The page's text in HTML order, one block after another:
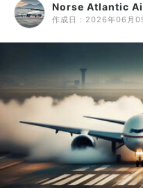
Norse Atlantic
作成日： 2026年06月